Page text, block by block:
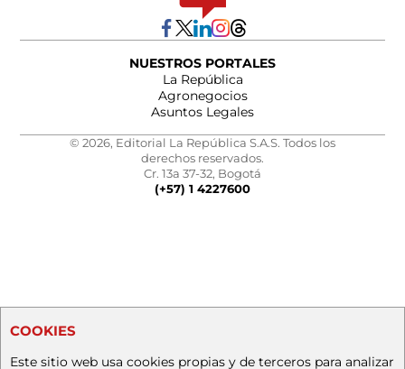
NUESTROS PORTALES
La República
Agronegocios
Asuntos Legales
© 2026, Editorial La República S.A.S. Todos los
derechos reservados.
Cr. 13a 37-32, Bogotá
(+57) 1 4227600
COOKIES
Este sitio web usa cookies propias y de terceros para analizar